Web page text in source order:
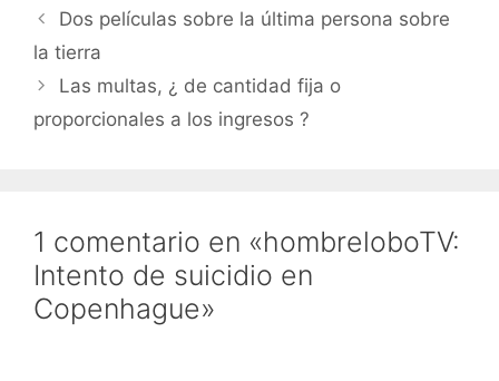
videoblog con
Democracy…
Dos películas sobre la última persona sobre
la tierra
Las multas, ¿ de cantidad fija o
proporcionales a los ingresos ?
1 comentario en «hombreloboTV:
Intento de suicidio en
Copenhague»